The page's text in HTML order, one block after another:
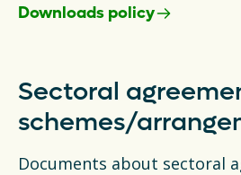
Deltaplan Circulaire
Financiën
Opens in a
Downloads policy
Sectoral
schemes/
Documents about sectoral